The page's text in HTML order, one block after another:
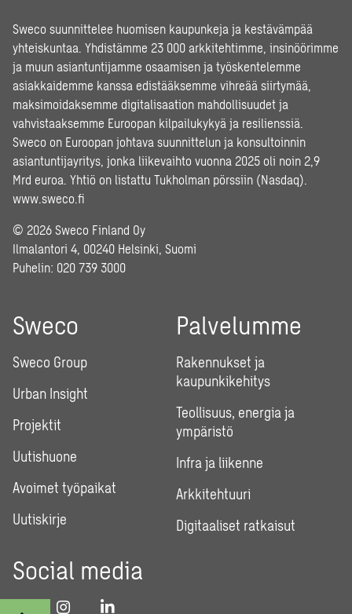
Sweco suunnittelee huomisen kaupunkeja ja kestävämpää
yhteiskuntaa. Yhdistämme 23 000 arkkitehtimme, insinöörimme
ja muun asiantuntijamme osaamisen ja työskentelemme
asiakkaidemme kanssa edistääksemme vihreää siirtymää,
maksimoidaksemme digitalisaation mahdollisuudet ja
vahvistaaksemme Euroopan kilpailukykyä ja resilienssiä.
Sweco on Euroopan johtava suunnittelun ja konsultoinnin
asiantuntijayritys, jonka liikevaihto vuonna 2025 oli noin 2,9
Mrd euroa. Yhtiö on listattu Tukholman pörssiin (Nasdaq).
www.sweco.fi
© 2026 Sweco Finland Oy
Ilmalantori 4, 00240 Helsinki, Suomi
Puhelin: 020 739 3000
Sweco
Sweco Group
Urban Insight
Projektit
Uutishuone
Avoimet työpaikat
Uutiskirje
Palvelumme
Rakennukset ja
kaupunkikehitys
Teollisuus, energia ja
ympäristö
Infra ja liikenne
Arkkitehtuuri
Digitaaliset ratkaisut
Social media